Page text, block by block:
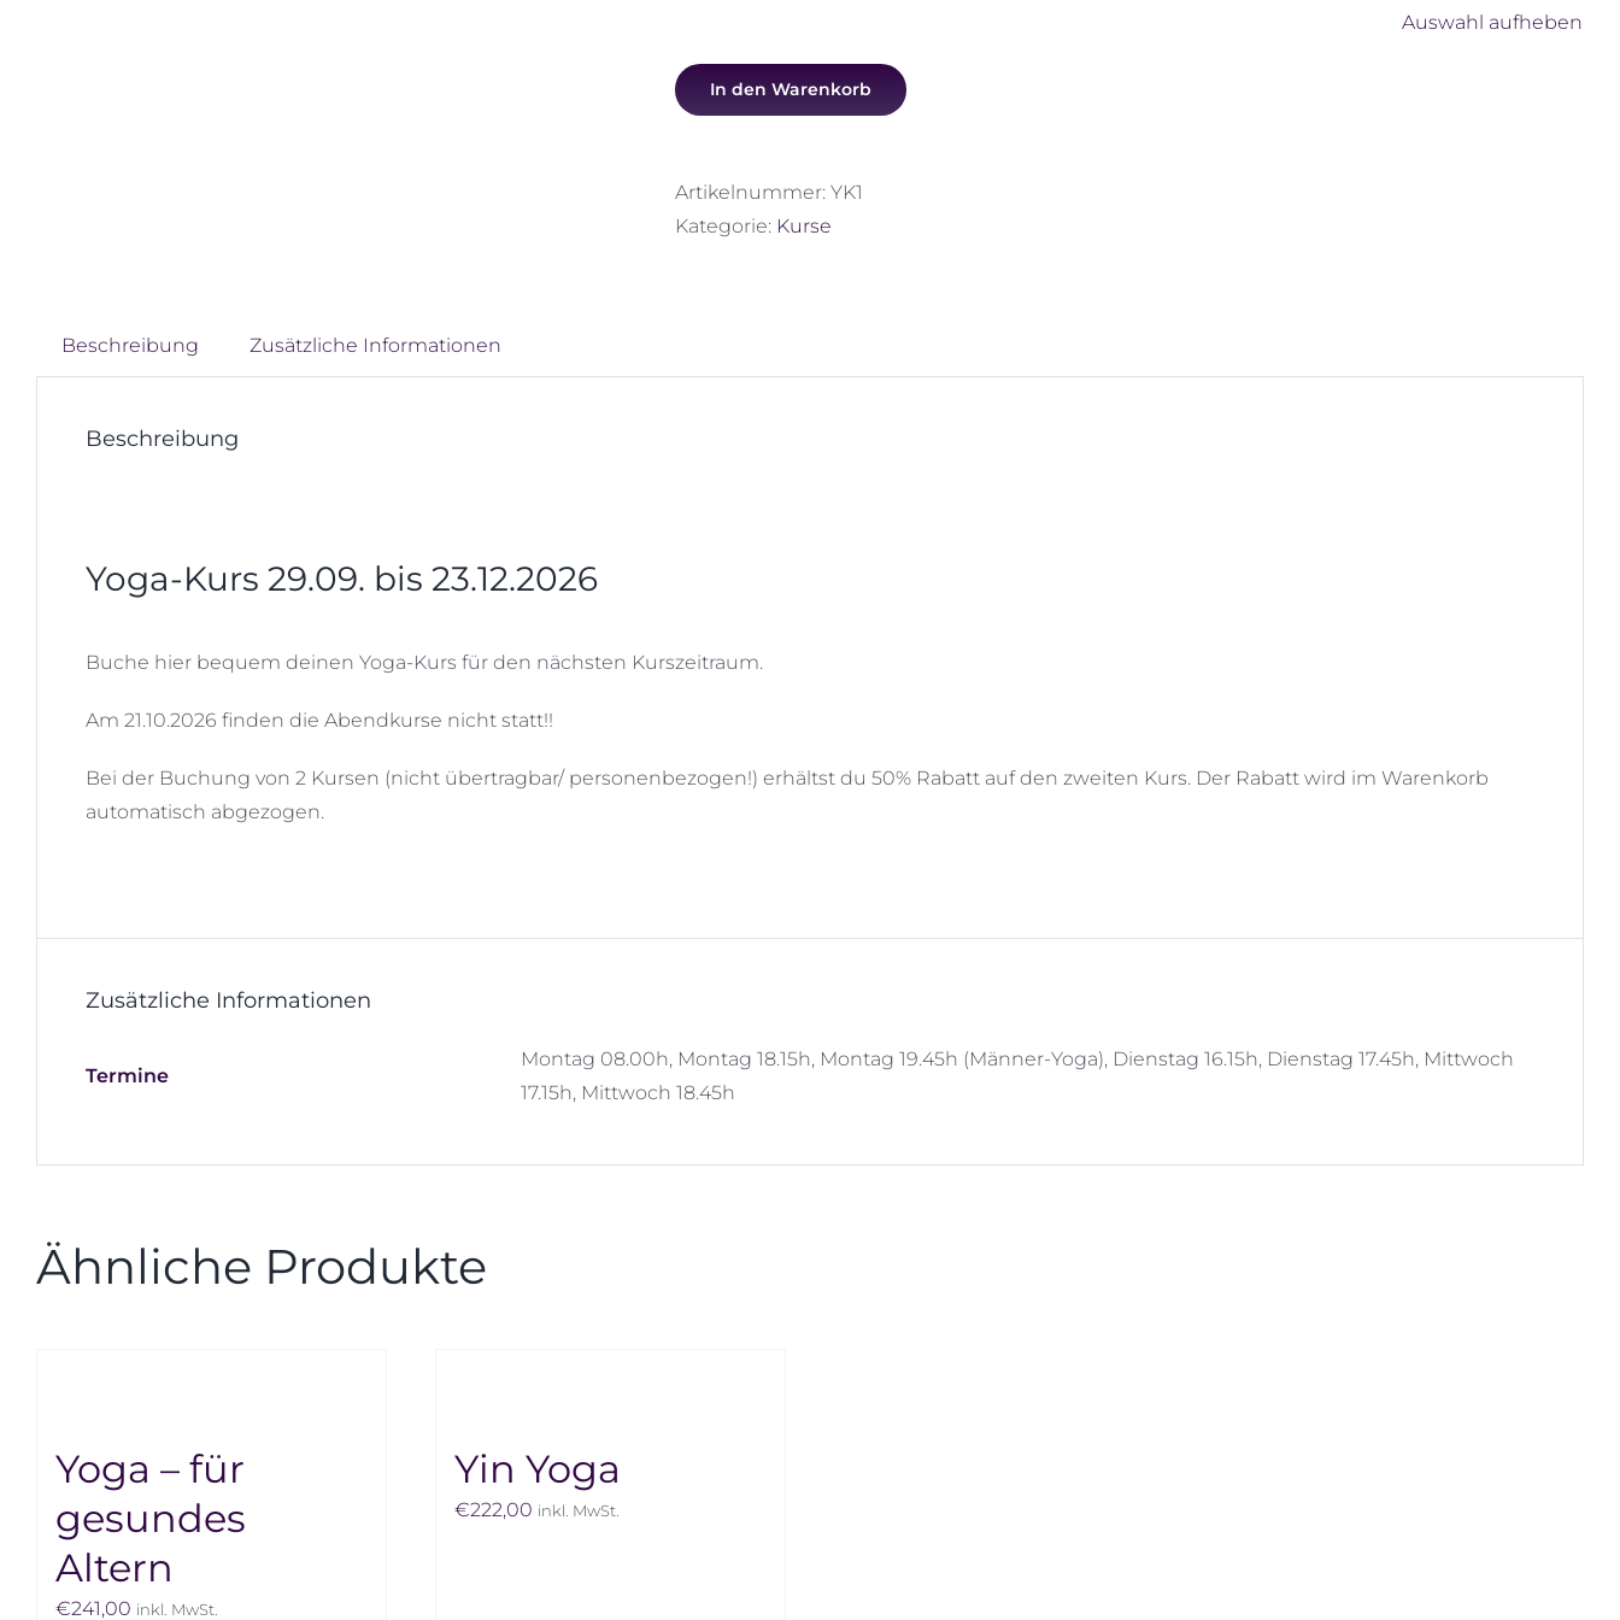
Auswahl aufheben
In den Warenkorb
Artikelnummer: YK1
Kategorie: Kurse
Beschreibung Zusätzliche Informationen
Beschreibung
Yoga-Kurs 29.09. bis 23.12.2026
Buche hier bequem deinen Yoga-Kurs für den nächsten Kurszeitraum.
Am 21.10.2026 finden die Abendkurse nicht statt!!
Bei der Buchung von 2 Kursen (nicht übertragbar/ personenbezogen!) erhältst du 50% Rabatt auf den zweiten Kurs. Der Rabatt wird im Warenkorb
automatisch abgezogen.
Zusätzliche Informationen
Termine
Montag 08.00h, Montag 18.15h, Montag 19.45h (Männer-Yoga), Dienstag 16.15h, Dienstag 17.45h, Mittwoch
17.15h, Mittwoch 18.45h
Ähnliche Produkte
Yoga – für
gesundes
Altern
€241,00 inkl. MwSt.
Yin Yoga
€222,00 inkl. MwSt.